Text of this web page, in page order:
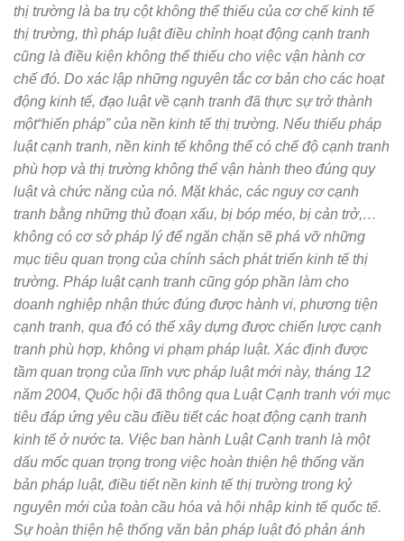
thị trường là ba trụ cột không thể thiếu của cơ chế kinh tế
thị trường, thì pháp luật điều chỉnh hoạt động cạnh tranh
cũng là điều kiện không thể thiếu cho việc vận hành cơ
chế đó. Do xác lập những nguyên tắc cơ bản cho các hoạt
động kinh tế, đạo luật về cạnh tranh đã thực sự trở thành
một“hiến pháp” của nền kinh tế thị trường. Nếu thiếu pháp
luật cạnh tranh, nền kinh tế không thể có chế độ cạnh tranh
phù hợp và thị trường không thể vận hành theo đúng quy
luật và chức năng của nó. Mặt khác, các nguy cơ cạnh
tranh bằng những thủ đoạn xấu, bị bóp méo, bị cản trở,…
không có cơ sở pháp lý để ngăn chặn sẽ phá vỡ những
mục tiêu quan trọng của chính sách phát triển kinh tế thị
trường. Pháp luật cạnh tranh cũng góp phần làm cho
doanh nghiệp nhận thức đúng được hành vi, phương tiện
cạnh tranh, qua đó có thể xây dựng được chiến lược cạnh
tranh phù hợp, không vi phạm pháp luật. Xác định được
tầm quan trọng của lĩnh vực pháp luật mới này, tháng 12
năm 2004, Quốc hội đã thông qua Luật Cạnh tranh với mục
tiêu đáp ứng yêu cầu điều tiết các hoạt động cạnh tranh
kinh tế ở nước ta. Việc ban hành Luật Cạnh tranh là một
dấu mốc quan trọng trong việc hoàn thiện hệ thống văn
bản pháp luật, điều tiết nền kinh tế thị trường trong kỷ
nguyên mới của toàn cầu hóa và hội nhập kinh tế quốc tế.
Sự hoàn thiện hệ thống văn bản pháp luật đó phản ánh